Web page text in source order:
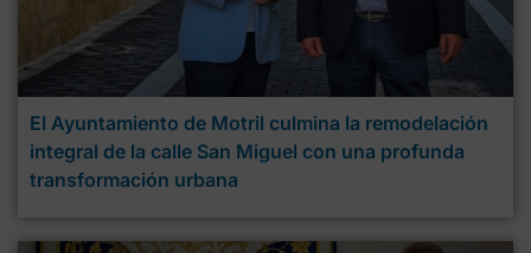
El Ayuntamiento de Motril culmina la remodelación
integral de la calle San Miguel con una profunda
transformación urbana